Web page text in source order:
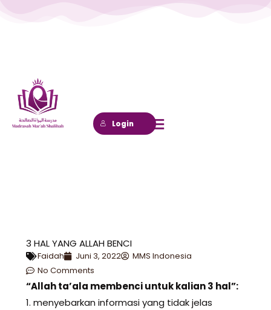
Login
3 HAL YANG ALLAH BENCI
Faidah Juni 3, 2022
MMS Indonesia
No Comments
“Allah ta’ala membenci untuk kalian 3 hal”:
1. menyebarkan informasi yang tidak jelas